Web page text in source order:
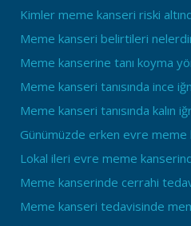
Kimler meme kanseri riski
Meme kanseri belirtileri
Meme kanserine tanı koyma
Meme kanseri tanısında ince
Meme kanseri tanısında kalın
Günümüzde erken evre
Lokal ileri evre meme
Meme kanserinde cerrahi
Meme kanseri tedavisinde